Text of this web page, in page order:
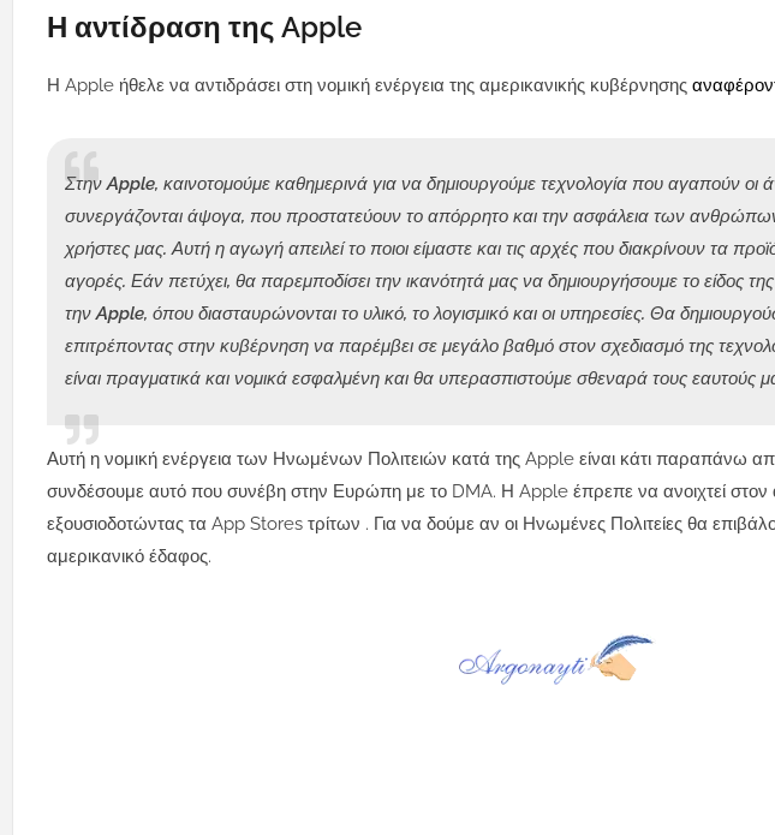
Η αντίδραση της Apple
Η Apple ήθελε να αντιδράσει στη νομική ενέργεια της αμερικανικής κυβέρνησης
Στην Apple, καινοτομούμε καθημερινά για να δημιουργούμε τεχνολογία που αγαπούν οι
συνεργάζονται άψογα, που προστατεύουν το απόρρητο και την ασφάλεια των ανθρώπων
χρήστες μας. Αυτή η αγωγή απειλεί το ποιοι είμαστε και τις αρχές που διακρίνουν τα
αγορές. Εάν πετύχει, θα παρεμποδίσει την ικανότητά μας να δημιουργήσουμε το είδος
την Apple, όπου διασταυρώνονται το υλικό, το λογισμικό και οι υπηρεσίες. Θα
επιτρέποντας στην κυβέρνηση να παρέμβει σε μεγάλο βαθμό στον σχεδιασμό της
είναι πραγματικά και νομικά εσφαλμένη και θα υπερασπιστούμε σθεναρά τους εαυτούς
Αυτή η νομική ενέργεια των Ηνωμένων Πολιτειών κατά της Apple είναι κάτι παραπάνω
συνδέσουμε αυτό που συνέβη στην Ευρώπη με το DMA. Η Apple έπρεπε να ανοιχτεί στον
εξουσιοδοτώντας τα App Stores τρίτων . Για να δούμε αν οι Ηνωμένες Πολιτείες θα
αμερικανικό έδαφος.